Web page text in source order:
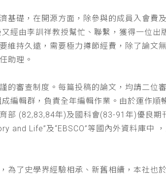
基礎，在開源方面，除參與的成員入會費
經由李訓祥教授幫忙、聯繫，獲得一位
維持久遠，需要極力撙節經費，除了論文
助理。
的審查制度。每篇投稿的論文，均請二位
編輯群，負責全年編輯作業。由於運作
部 (82,83,84年)及國科會(83-91年)優良
and Life”及“EBSCO”等國內外資料庫中
為了史學界經驗相承、新舊相續，本社也